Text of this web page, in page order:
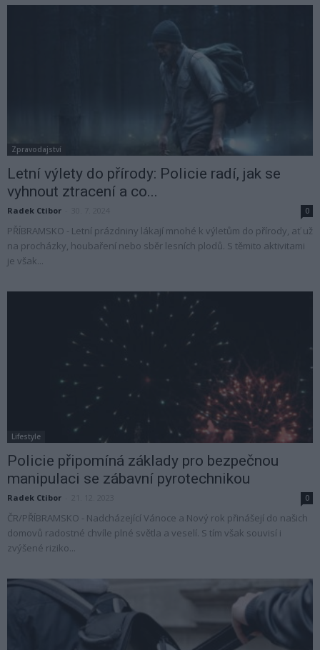
Zpravodajství
Letní výlety do přírody: Policie radí, jak se
vyhnout ztracení a co...
Radek Ctibor 0
PŘÍBRAMSKO - Letní prázdniny lákají mnohé k výletům do přírody, ať už
na procházky, houbaření nebo sběr lesních plodů. S těmito aktivitami
je však...
Lifestyle
Policie připomíná základy pro bezpečnou
manipulaci se zábavní pyrotechnikou
Radek Ctibor 0
ČR/PŘÍBRAMSKO - Nadcházející Vánoce a Nový rok přinášejí do našich
domovů radostné chvíle plné světla a veselí. S tím však souvisí i
zvýšené riziko...